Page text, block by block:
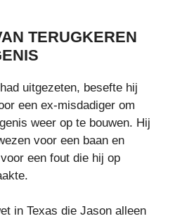
TERUGKEREN
uitgezeten, besefte hij
een ex-misdadiger om
weer op te bouwen. Hij
voor een baan en
een fout die hij op
in Texas die Jason alleen